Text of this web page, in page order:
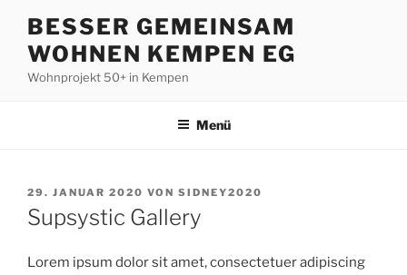
Inhalt
springen
BESSER GEMEINSAM
WOHNEN KEMPEN EG
Wohnprojekt 50+ in Kempen
Menü
VERÖFFENTLICHT
AM
29. JANUAR 2020 VON SIDNEY2020
Supsystic Gallery
Lorem ipsum dolor sit amet, consectetuer adipiscing